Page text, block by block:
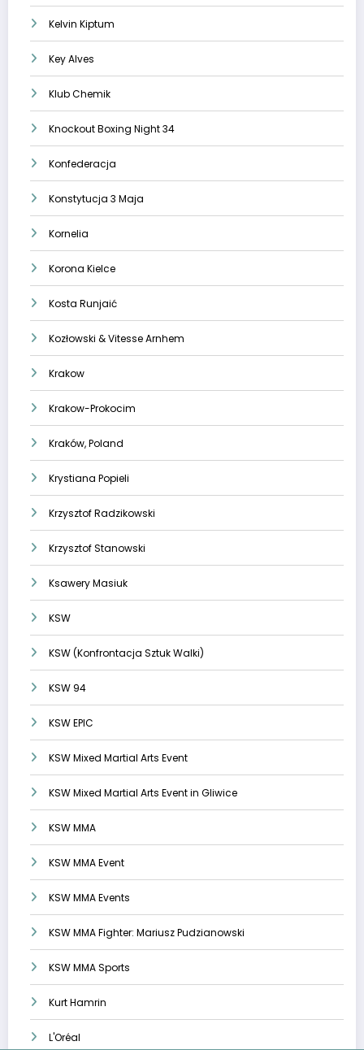
Kelvin Kiptum
Key Alves
Klub Chemik
Knockout Boxing Night 34
Konfederacja
Konstytucja 3 Maja
Kornelia
Korona Kielce
Kosta Runjaić
Kozłowski & Vitesse Arnhem
Krakow
Krakow-Prokocim
Kraków, Poland
Krystiana Popieli
Krzysztof Radzikowski
Krzysztof Stanowski
Ksawery Masiuk
KSW
KSW (Konfrontacja Sztuk Walki)
KSW 94
KSW EPIC
KSW Mixed Martial Arts Event
KSW Mixed Martial Arts Event in Gliwice
KSW MMA
KSW MMA Event
KSW MMA Events
KSW MMA Fighter: Mariusz Pudzianowski
KSW MMA Sports
Kurt Hamrin
L'Oréal